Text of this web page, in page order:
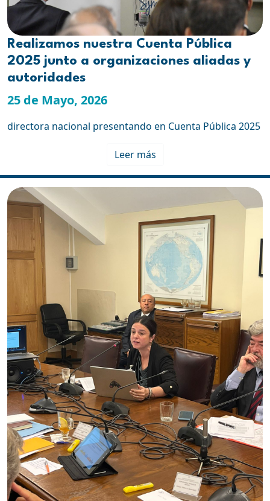
Realizamos nuestra Cuenta Pública
2025 junto a organizaciones aliadas y
autoridades
25 de Mayo, 2026
directora nacional presentando en Cuenta Pública 2025
Leer más